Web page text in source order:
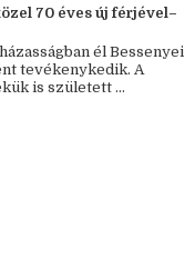
70 éves új férjével–
él Bessenyei
tevékenykedik. A
is született ...